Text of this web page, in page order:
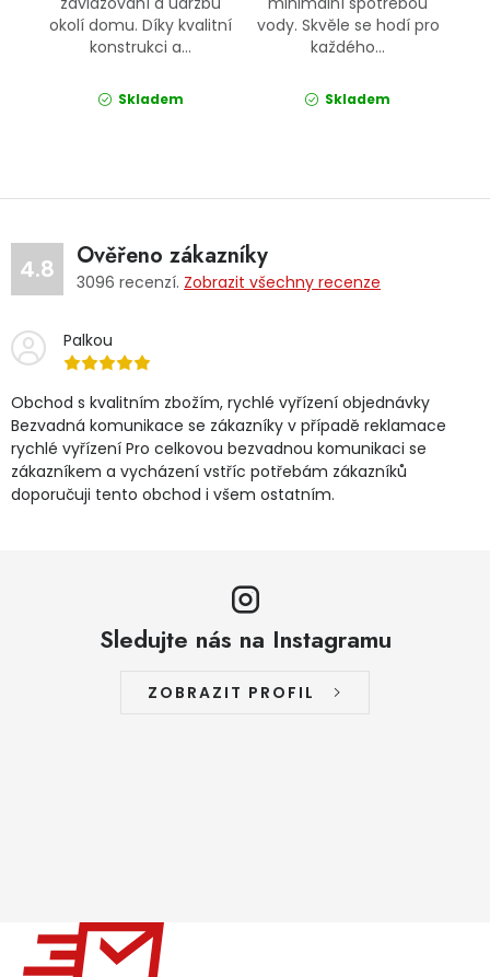
okolí domu. Díky kvalitní
konstrukci a...
Skladem
vody. Skvěle se hodí pro
každého...
Skladem
4.8 Ověřeno zákazníky
3096 recenzí. Zobrazit všechny recenze
Palkou
Obchod s kvalitním zbožím, rychlé vyřízení objednávky
Bezvadná komunikace se zákazníky v případě reklamace
rychlé vyřízení Pro celkovou bezvadnou komunikaci se
zákazníkem a vycházení vstříc potřebám zákazníků
doporučuji tento obchod i všem ostatním.
Sledujte nás na Instagramu
ZOBRAZIT PROFIL